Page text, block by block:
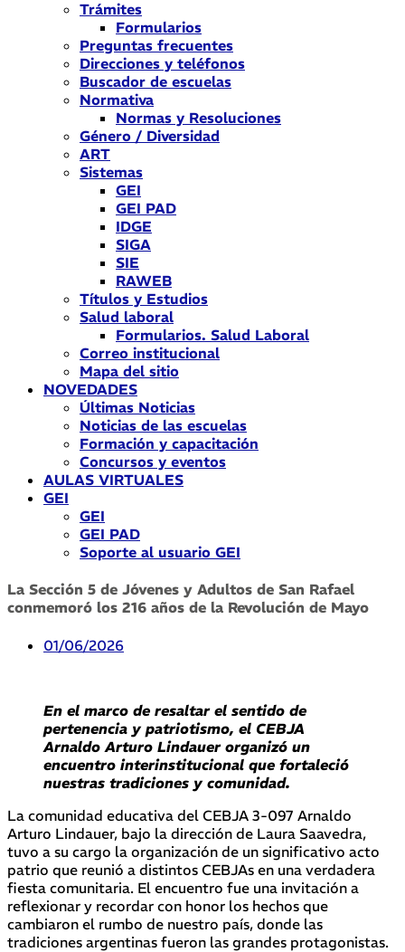
Trámites
Formularios
Preguntas frecuentes
Direcciones y teléfonos
Buscador de escuelas
Normativa
Normas y Resoluciones
Género / Diversidad
ART
Sistemas
GEI
GEI PAD
IDGE
SIGA
SIE
RAWEB
Títulos y Estudios
Salud laboral
Formularios. Salud Laboral
Correo institucional
Mapa del sitio
NOVEDADES
Últimas Noticias
Noticias de las escuelas
Formación y capacitación
Concursos y eventos
AULAS VIRTUALES
GEI
GEI
GEI PAD
Soporte al usuario GEI
La Sección 5 de Jóvenes y Adultos de San Rafael
conmemoró los 216 años de la Revolución de Mayo
01/06/2026
En el marco de resaltar el sentido de
pertenencia y patriotismo, el CEBJA
Arnaldo Arturo Lindauer organizó un
encuentro interinstitucional que fortaleció
nuestras tradiciones y comunidad.
La comunidad educativa del CEBJA 3-097 Arnaldo
Arturo Lindauer, bajo la dirección de Laura Saavedra,
tuvo a su cargo la organización de un significativo acto
patrio que reunió a distintos CEBJAs en una verdadera
fiesta comunitaria. El encuentro fue una invitación a
reflexionar y recordar con honor los hechos que
cambiaron el rumbo de nuestro país, donde las
tradiciones argentinas fueron las grandes protagonistas.